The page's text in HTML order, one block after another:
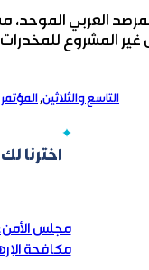
العربي الموحد،
المشروع للمخدرات
التاسع والثلاثين,
اخترنا لك
مجلس
مكافحة